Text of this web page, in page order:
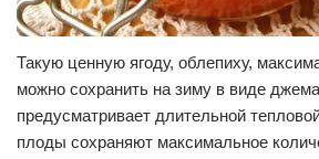
Такую ценную ягоду, облепиху,
можно сохранить на зиму в виде
предусматривает длительной
плоды сохраняют максимальное